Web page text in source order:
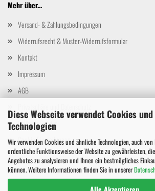
Diese Webseite verwendet Cookies
Technologien
Wir verwenden Cookies und ähnliche Technologien, auch
ordentliche Funktionsweise der Website zu gewährleisten,
Angebotes zu analysieren und Ihnen ein bestmögliches
können. Weitere Informationen finden Sie in unserer
Mehr über...
Versand- & Zahlungsbedingungen
Widerrufsrecht & Muster-Widerrufsformular
Kontakt
Impressum
AGB
Callback Service
Cookie Einstellungen